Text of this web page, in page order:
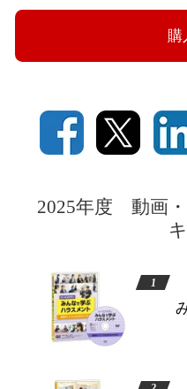
購
2025年度 動画